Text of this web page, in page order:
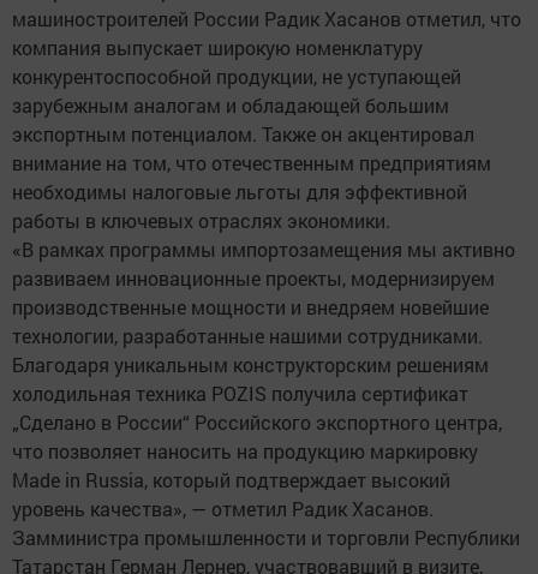
машиностроителей России Радик Хасанов отметил, что
компания выпускает широкую номенклатуру
конкурентоспособной продукции, не уступающей
зарубежным аналогам и обладающей большим
экспортным потенциалом. Также он акцентировал
внимание на том, что отечественным предприятиям
необходимы налоговые льготы для эффективной
работы в ключевых отраслях экономики.
«В рамках программы импортозамещения мы активно
развиваем инновационные проекты, модернизируем
производственные мощности и внедряем новейшие
технологии, разработанные нашими сотрудниками.
Благодаря уникальным конструкторским решениям
холодильная техника POZIS получила сертификат
„Сделано в России“ Российского экспортного центра,
что позволяет наносить на продукцию маркировку
Made in Russia, который подтверждает высокий
уровень качества», — отметил Радик Хасанов.
Замминистра промышленности и торговли Республики
Татарстан Герман Лернер, участвовавший в визите,